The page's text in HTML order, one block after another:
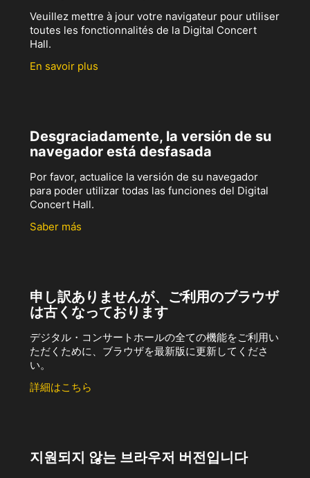
Veuillez mettre à jour votre navigateur pour utiliser
toutes les fonctionnalités de la Digital Concert
Hall.
En savoir plus
Desgraciadamente, la versión de su
navegador está desfasada
Por favor, actualice la versión de su navegador
para poder utilizar todas las funciones del Digital
Concert Hall.
Saber más
申し訳ありませんが、ご利用のブラウザ
は古くなっております
デジタル・コンサートホールの全ての機能をご利用い
ただくために、ブラウザを最新版に更新してくださ
い。
詳細はこちら
지원되지 않는 브라우저 버전입니다